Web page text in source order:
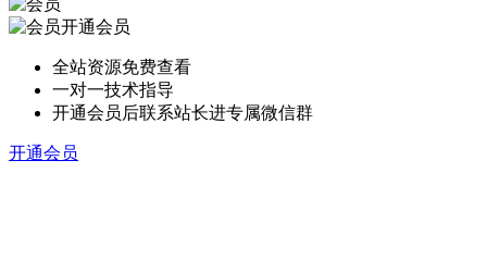
开通会员
全站资源免费查看
一对一技术指导
开通会员后联系站长进专属微信群
开通会员